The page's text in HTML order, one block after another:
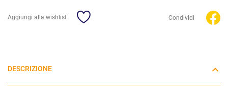
Aggiungi alla wishlist Condividi
DESCRIZIONE